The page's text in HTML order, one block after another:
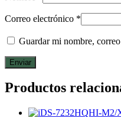
Correo electrónico *
Guardar mi nombre,
Productos